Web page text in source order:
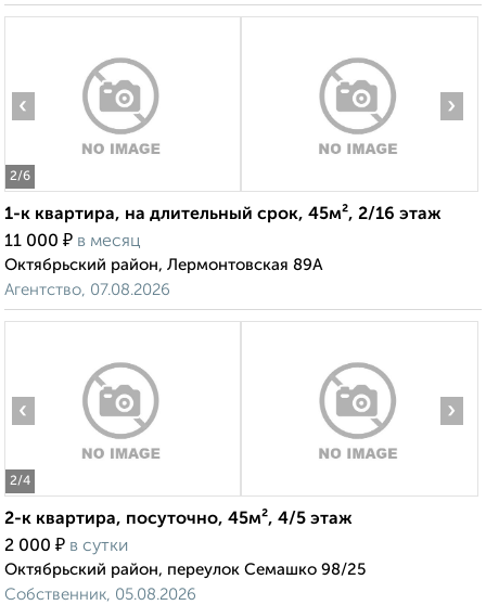
2/6
‹ ›
1-к квартира, на длительный срок, 45м², 2/16 этаж
11 000 ₽ в месяц
Октябрьский район, Лермонтовская 89А
Агентство, 07.08.2026
2/4
‹ ›
2-к квартира, посуточно, 45м², 4/5 этаж
2 000 ₽ в сутки
Октябрьский район, переулок Семашко 98/25
Собственник, 05.08.2026